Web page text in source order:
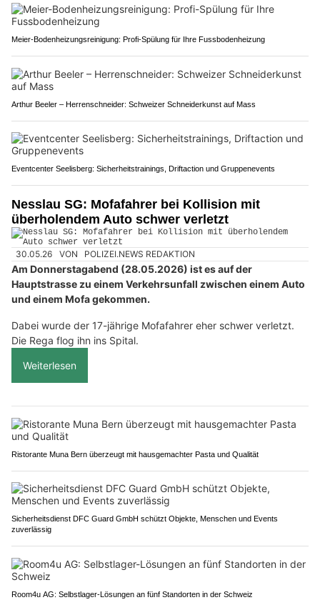
Meier-Bodenheizungsreinigung: Profi-Spülung für Ihre Fussbodenheizung
Arthur Beeler – Herrenschneider: Schweizer Schneiderkunst auf Mass
Eventcenter Seelisberg: Sicherheitstrainings, Driftaction und Gruppenevents
Nesslau SG: Mofafahrer bei Kollision mit
überholendem Auto schwer verletzt
30.05.26 VON POLIZEI.NEWS REDAKTION
Am Donnerstagabend (28.05.2026) ist es auf der
Hauptstrasse zu einem Verkehrsunfall zwischen einem Auto
und einem Mofa gekommen.
Dabei wurde der 17-jährige Mofafahrer eher schwer verletzt.
Die Rega flog ihn ins Spital.
Weiterlesen
Ristorante Muna Bern überzeugt mit hausgemachter Pasta und Qualität
Sicherheitsdienst DFC Guard GmbH schützt Objekte, Menschen und Events
zuverlässig
Room4u AG: Selbstlager-Lösungen an fünf Standorten in der Schweiz